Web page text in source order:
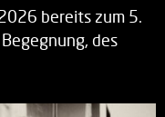
bereits zum 5.
des